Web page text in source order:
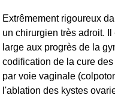
Extrêmement rigoureux
un chirurgien très adroit.
large aux progrès de la
codification de la cure
par voie vaginale
l'ablation des kystes